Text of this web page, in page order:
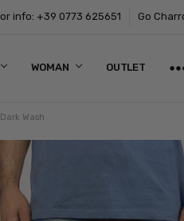
info: +39 0773 625651 Go
WOMAN OUTLET
Wash